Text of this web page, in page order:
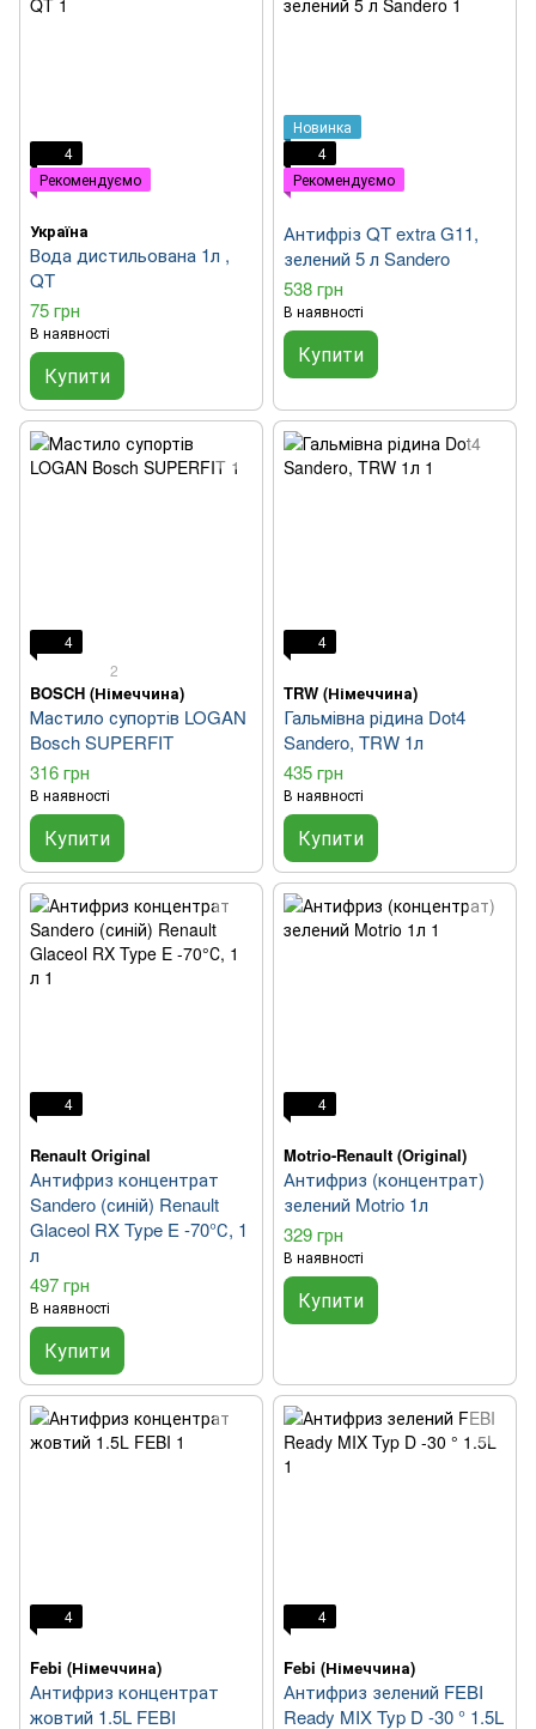
4
Рекомендуємо
Україна
Вода дистильована 1л ,
QT
75 грн
В наявності
Купити
Новинка
4
Рекомендуємо
Антифріз QT extra G11,
зелений 5 л Sandero
538 грн
В наявності
Купити
4
2
BOSCH (Німеччина)
Мастило супортів LOGAN
Bosch SUPERFIT
316 грн
В наявності
Купити
4
TRW (Німеччина)
Гальмівна рідина Dot4
Sandero, TRW 1л
435 грн
В наявності
Купити
4
Renault Original
Антифриз концентрат
Sandero (синій) Renault
Glaceol RX Type E -70°С, 1
л
497 грн
В наявності
Купити
4
Motrio-Renault (Original)
Антифриз (концентрат)
зелений Motrio 1л
329 грн
В наявності
Купити
4
Febi (Німеччина)
Антифриз концентрат
жовтий 1.5L FEBI
4
Febi (Німеччина)
Антифриз зелений FEBI
Ready MIX Typ D -30 ° 1.5L